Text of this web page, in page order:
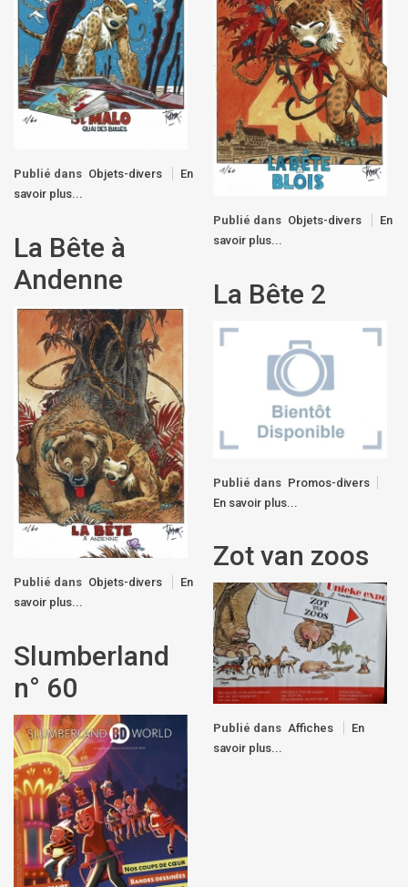
Publié dans Objets-divers
En
savoir plus...
Publié dans Objets-divers
En
savoir plus...
La Bête à
Andenne
Publié dans Objets-divers
En
savoir plus...
La Bête 2
Publié dans Promos-divers
En savoir plus...
Zot van zoos
Publié dans Affiches
En
savoir plus...
Slumberland
n° 60